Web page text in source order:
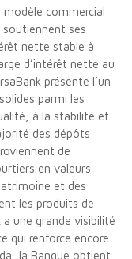
modèle commercial
ses
nette stable à
d’intérêt nette au
présente l’un
parmi les
à la stabilité et
des dépôts
de
en valeurs
et des
les produits de
une grande visibilité
qui renforce encore
la Banque obtient